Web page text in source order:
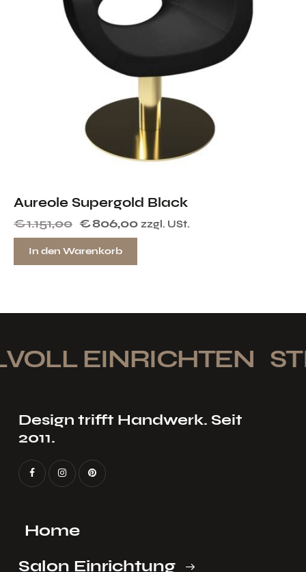
Aureole Supergold Black
€1.151,00 €806,00 zzgl. USt.
In den Warenkorb
EINRICHTEN
Design trifft Handwerk. Seit
2011.
Home
Salon Einrichtung